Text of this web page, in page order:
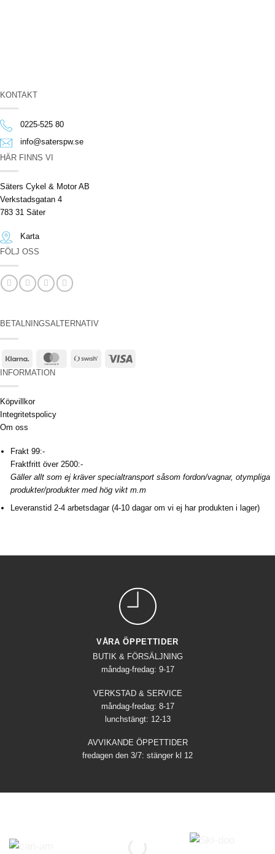
KONTAKT
0225-525 80
info@saterspw.se
HÄR FINNS VI
Säters Cykel & Motor AB
Verkstadsgatan 4
783 31 Säter
Karta
FÖLJ OSS
BETALNINGSALTERNATIV
Klarna MasterCardSwish
INFORMATION
Köpvillkor
Integritetspolicy
Om oss
Frakt 99:-
Fraktfritt över 2500:-
Gäller allt som ej kräver specialtransport såsom fordon/vagnar, otympliga
produkter/produkter med hög vikt m.m
Leveranstid 2-4 arbetsdagar (4-10 dagar om vi ej har produkten i lager)
VÅRA ÖPPETTIDER
BUTIK & FÖRSÄLJNING
måndag-fredag: 9-17
VERKSTAD & SERVICE
måndag-fredag: 8-17
lunchstängt: 12-13
AVVIKANDE ÖPPETTIDER
fredagen den 3/7: stänger kl 12